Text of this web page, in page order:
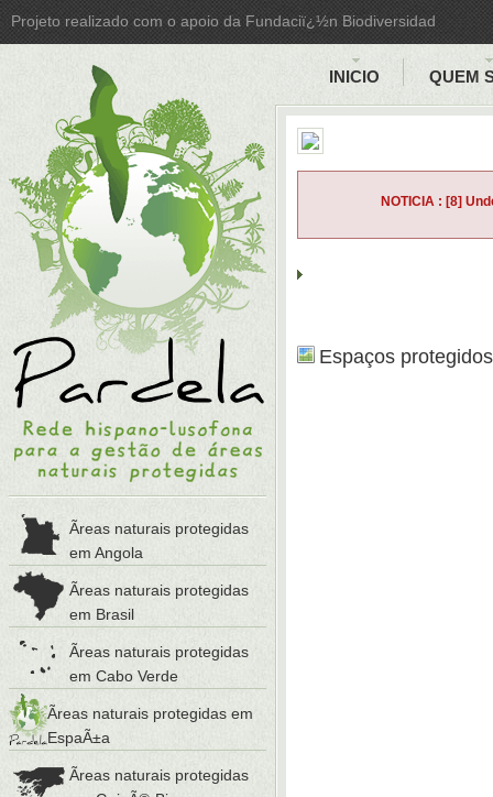
Projeto realizado com o apoio da Fundaciï¿½n Biodiversidad
Ãreas naturais protegidas
em Angola
Ãreas naturais protegidas
em Brasil
Ãreas naturais protegidas
em Cabo Verde
Ãreas naturais protegidas em
EspaÃ±a
Ãreas naturais protegidas
INICIO QUEM
NOTICIA : [8]
Espaços protegidos